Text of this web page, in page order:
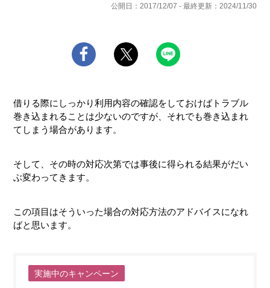
公開日：2017/12/07 - 最終更新：2024/11/30
借りる際にしっかり利用内容の確認をしておけばトラブル
巻き込まれることは少ないのですが、それでも巻き込まれ
てしまう場合があります。
そして、その時の対応次第では事後に得られる結果がだい
ぶ変わってきます。
この項目はそういった場合の対応方法のアドバイスになれ
ばと思います。
実施中のキャンペーン